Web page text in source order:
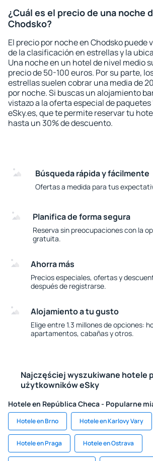
¿Cuál es el precio de una noche
Chodsko?
El precio por noche en Chodsko puede
de la clasificación en estrellas y la
Una noche en un hotel de nivel medio
precio de 50-100 euros. Por su parte,
estrellas suelen cobrar una media de
por noche. Si buscas un alojamiento
vistazo a la oferta especial de paquetes
eSky.es, que te permite reservar tu
hasta un 30% de descuento.
Búsqueda rápida y fácilmente
Ofertas a medida para tus
Planifica de forma segura
Reserva sin preocupaciones con la
gratuita.
Ahorra más
Precios especiales, ofertas y
después de registrarse.
Alojamiento a tu gusto
Elige entre 1.3 millones de opciones:
apartamentos, cabañas y otros.
Najczęściej wyszukiwane hotele
użytkowników eSky
Hotele en República Checa - Popularne
Hotele en Brno Hotele en Karlovy Vary
Hotele en Praga Hotele en Ostrava